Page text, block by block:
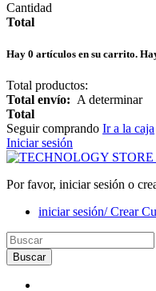
Cantidad
Total
Hay 0 artículos en su carrito.
Total productos:
Total envío: A determinar
Total
Seguir comprando Ir a la caja
Iniciar sesión
Por favor, iniciar sesión o
iniciar sesión/ Crear
Buscar